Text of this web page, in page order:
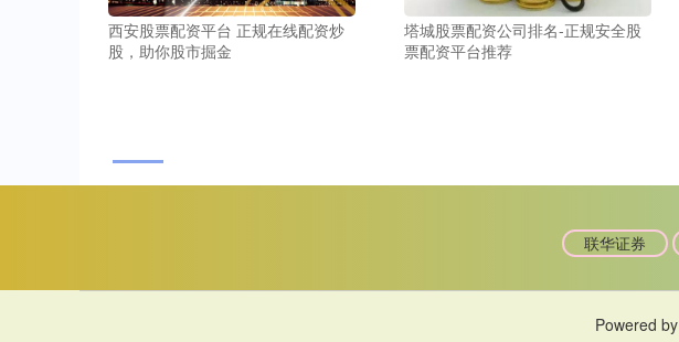
西安股票配资平台 正规在线配资炒
股，助你股市掘金
塔城股票配资公司排名-正规安全股
票配资平台推荐
联华证券
Powered by